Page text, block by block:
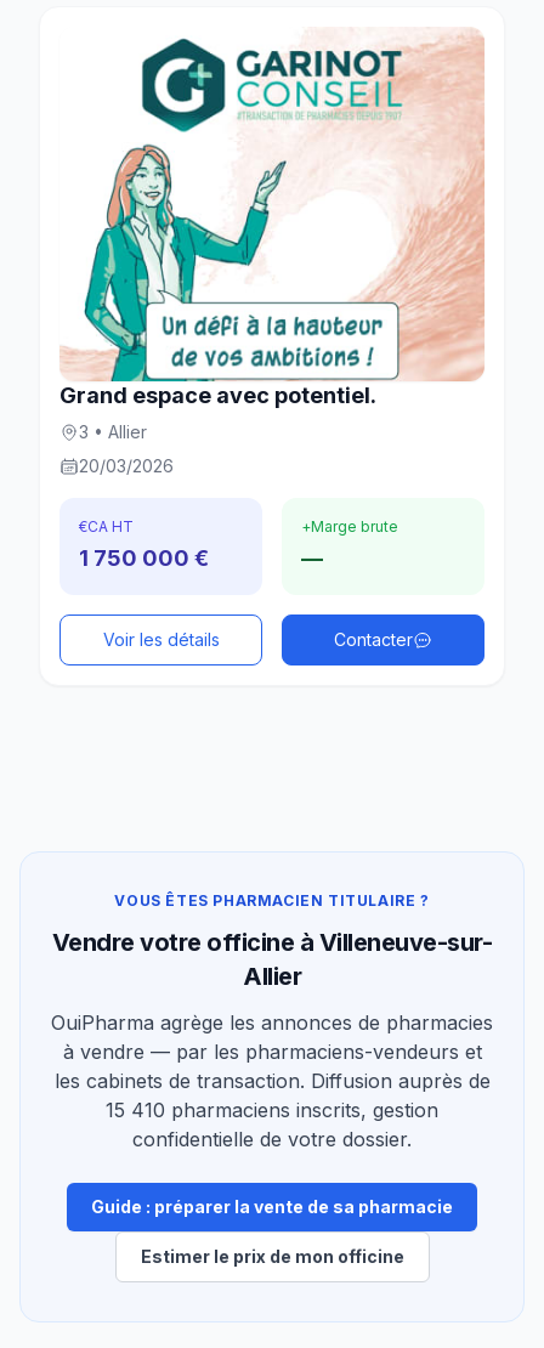
Grand espace avec potentiel.
3 • Allier
20/03/2026
€CA HT
1 750 000 €
+Marge brute
—
Voir les détails Contacter
VOUS ÊTES PHARMACIEN TITULAIRE ?
Vendre votre officine à Villeneuve-sur-
Allier
OuiPharma agrège les annonces de pharmacies
à vendre — par les pharmaciens-vendeurs et
les cabinets de transaction. Diffusion auprès de
15 410 pharmaciens inscrits, gestion
confidentielle de votre dossier.
Guide : préparer la vente de sa pharmacie
Estimer le prix de mon officine